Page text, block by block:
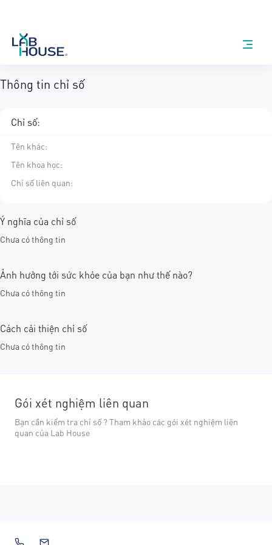
Thông tin chỉ số
Chỉ số:
Tên khác:
Tên khoa học:
Chỉ số liên quan:
Ý nghĩa của chỉ số
Chưa có thông tin
Ảnh hưởng tới sức khỏe của bạn như thế nào?
Chưa có thông tin
Cách cải thiện chỉ số
Chưa có thông tin
Gói xét nghiệm liên quan
Bạn cần kiểm tra chỉ số ? Tham khảo các gói xét nghiệm liên
quan của Lab House